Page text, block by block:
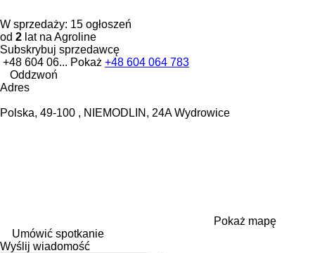
W sprzedaży: 15 ogłoszeń
od 2 lat na Agroline
Subskrybuj sprzedawcę
+48 604 06... Pokaż +48 604 064 783
Oddzwoń
Adres
Polska, 49-100 , NIEMODLIN, 24A Wydrowice
Pokaż mapę
Umówić spotkanie
Wyślij wiadomość